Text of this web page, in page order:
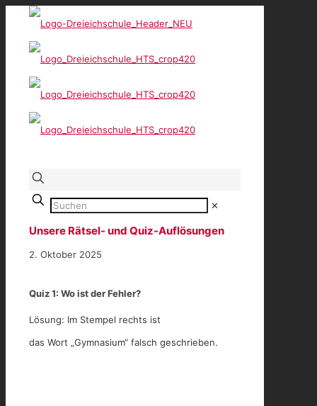
✕
Unsere Rätsel- und Quiz-Auflösungen
2. Oktober 2025
Quiz 1: Wo ist der Fehler?
Lösung: Im Stempel rechts ist
das Wort „Gymnasium“ falsch geschrieben.